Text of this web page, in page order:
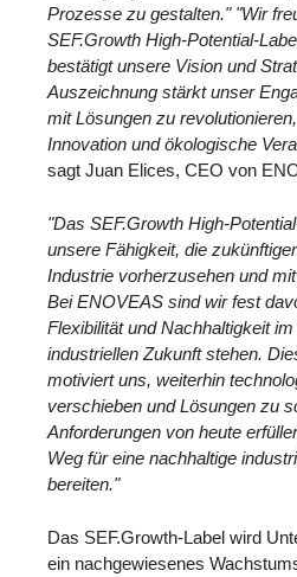
Prozesse zu gestalten." "Wir
SEF.Growth High-Potential-
bestätigt unsere Vision und
Auszeichnung stärkt unser
mit Lösungen zu
Innovation und ökologische
sagt Juan Elices, CEO von
"Das SEF.Growth High-
unsere Fähigkeit, die
Industrie vorherzusehen und
Bei ENOVEAS sind wir fest
Flexibilität und Nachhaltigkeit
industriellen Zukunft stehen.
motiviert uns, weiterhin
verschieben und Lösungen zu
Anforderungen von heute
Weg für eine nachhaltige
bereiten."
Das SEF.Growth-Label wird
ein nachgewiesenes